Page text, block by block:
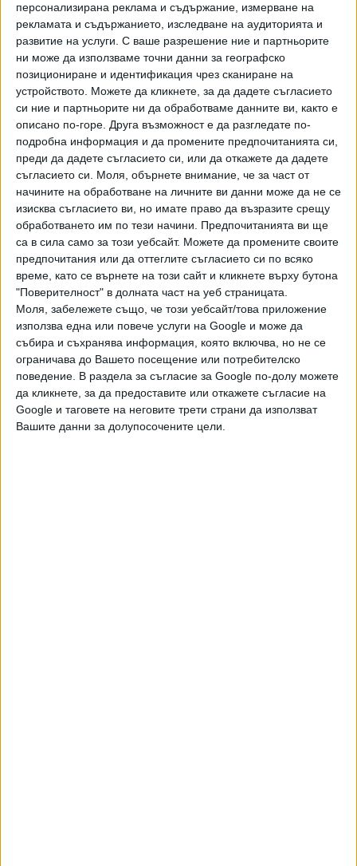
персонализирана реклама и съдържание, измерване на
рекламата и съдържанието, изследване на аудиторията и
развитие на услуги. С ваше разрешение ние и партньорите
ни може да използваме точни данни за географско
позициониране и идентификация чрез сканиране на
устройството. Можете да кликнете, за да дадете съгласието
си ние и партньорите ни да обработваме данните ви, както е
описано по-горе. Друга възможност е да разгледате по-
подробна информация и да промените предпочитанията си,
преди да дадете съгласието си, или да откажете да дадете
съгласието си.
Моля, обърнете внимание, че за част от
начините на обработване на личните ви данни може да не се
изисква съгласието ви, но имате право да възразите срещу
обработването им по тези начини. Предпочитанията ви ще
са в сила само за този уебсайт. Можете да промените своите
предпочитания или да оттеглите съгласието си по всяко
време, като се върнете на този сайт и кликнете върху бутона
"Поверителност" в долната част на уеб страницата.
Моля, забележете също, че този уебсайт/това приложение
използва една или повече услуги на Google и може да
събира и съхранява информация, която включва, но не се
ограничава до Вашето посещение или потребителско
поведение. В раздела за съгласие за Google по-долу можете
да кликнете, за да предоставите или откажете съгласие на
Google и таговете на неговите трети страни да използват
Вашите данни за долупосочените цели.
А самият мач се очертава да е голямо зрелище за
зрителите, тъй като участие са потвърдили редица
бивши национали - Димитър Бербатов, Мартин Петров,
Красимир Балъков, Златко Янков, Стойко Сакалиев,
Димитър Иванков, Радостин Кишишев, Александър
Тунчев, Илиан Илиев, Георги Пеев, Емил Кременлиев,
Здравко Здравков, Мартин Камбуров, Валери Божинов,
Илия Груев, Михаил Александров, Мариян Христов,
Росен Кирилов, Пламен Крумов, Валентин Илиев, Георги
Чиликов, Милен Петков, Ивайло Петков. Ще играе и
самият Стилиян Петров, разбира се. Присъствие е
потвърдил и треньорът Димитър Димитров - Херо,
който също се лекува преди 15-ина години от
онкологично заболяване.
Международното присъствие също е много
впечатляващо, тъй като на поканата на Стилиян Петров
са се отзовали бивши звезди от английската Премиър
лийг като Неманя Видич, Джо Харт, Уес Браун, Якубу
Айегбени, Джеймс Колинс, Стюърт Даунинг, Ричард
Дън, Марк Олбрайтън, Габриел Агбонлахор, Фил
Бардсли, Дейвид Бентли, Йоргос Самарaс, Себастиен
Басонг и др.